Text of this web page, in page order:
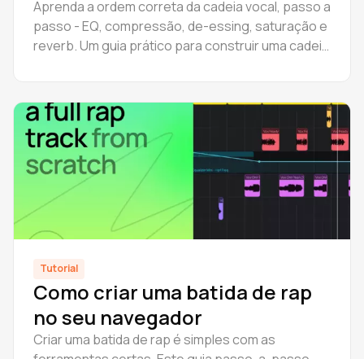
Aprenda a ordem correta da cadeia vocal, passo a
passo - EQ, compressão, de-essing, saturação e
reverb. Um guia prático para construir uma cadeia
Tutorial
Como criar uma batida de rap
no seu navegador
Criar uma batida de rap é simples com as